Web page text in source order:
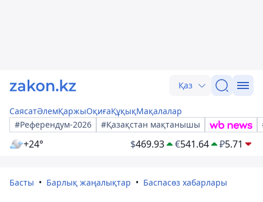
Қаз
СаясатӘлемҚаржыОқиғаҚұқықМақалалар
#Референдум-2026
#Қазақстан мақтанышы
+24° $469.93 €541.64 ₽5.71
Басты Барлық жаңалықтар Баспасөз хабарлары